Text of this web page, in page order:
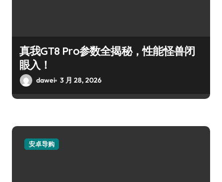
真我GT8 Pro参数全揭秘，性能怪兽闭
眼入！
dawei 3 月 28, 2026
安卓导购